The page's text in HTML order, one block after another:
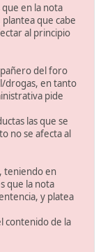
que en la nota
que cabe
al principio
del foro
drogas, en tanto
pide
las que se
no se afecta al
teniendo en
que la nota
y platea
contenido de la